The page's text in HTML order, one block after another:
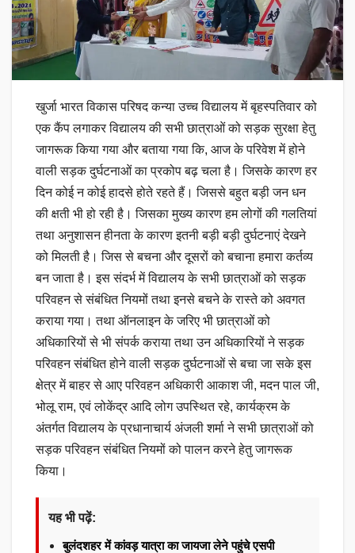
खुर्जा भारत विकास परिषद कन्या उच्च विद्यालय में बृहस्पतिवार को
एक कैंप लगाकर विद्यालय की सभी छात्राओं को सड़क सुरक्षा हेतु
जागरूक किया गया और बताया गया कि, आज के परिवेश में होने
वाली सड़क दुर्घटनाओं का प्रकोप बढ़ चला है। जिसके कारण हर
दिन कोई न कोई हादसे होते रहते हैं। जिससे बहुत बड़ी जन धन
की क्षती भी हो रही है। जिसका मुख्य कारण हम लोगों की गलतियां
तथा अनुशासन हीनता के कारण इतनी बड़ी बड़ी दुर्घटनाएं देखने
को मिलती है। जिस से बचना और दूसरों को बचाना हमारा कर्तव्य
बन जाता है। इस संदर्भ में विद्यालय के सभी छात्राओं को सड़क
परिवहन से संबंधित नियमों तथा इनसे बचने के रास्ते को अवगत
कराया गया। तथा ऑनलाइन के जरिए भी छात्राओं को
अधिकारियों से भी संपर्क कराया तथा उन अधिकारियों ने सड़क
परिवहन संबंधित होने वाली सड़क दुर्घटनाओं से बचा जा सके इस
क्षेत्र में बाहर से आए परिवहन अधिकारी आकाश जी, मदन पाल जी,
भोलू राम, एवं लोकेंद्र आदि लोग उपस्थित रहे, कार्यक्रम के
अंतर्गत विद्यालय के प्रधानाचार्य अंजली शर्मा ने सभी छात्राओं को
सड़क परिवहन संबंधित नियमों को पालन करने हेतु जागरूक
किया।
यह भी पढ़ें:
बुलंदशहर में कांवड़ यात्रा का जायजा लेने पहुंचे एसपी